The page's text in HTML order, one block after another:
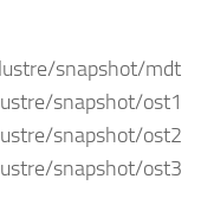
snapshot/mdt
snapshot/ost1
snapshot/ost2
snapshot/ost3